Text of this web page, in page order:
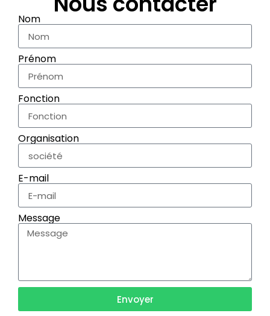
Nom
Prénom
Fonction
Organisation
E-mail
Message
Envoyer